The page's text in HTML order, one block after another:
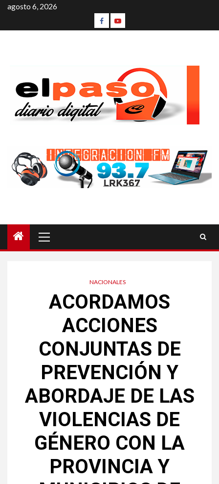
agosto 6, 2026
NACIONALES
ACORDAMOS
ACCIONES
CONJUNTAS DE
PREVENCIÓN Y
ABORDAJE DE LAS
VIOLENCIAS DE
GÉNERO CON LA
PROVINCIA Y